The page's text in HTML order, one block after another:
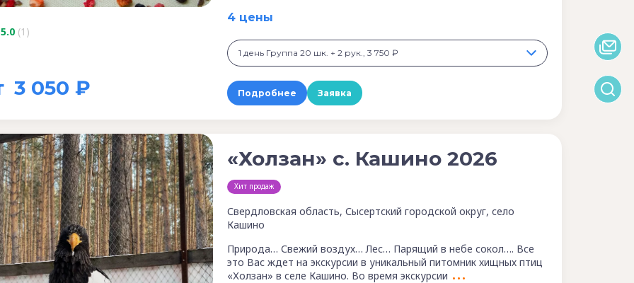
5.0 (1)
3 050 ₽
4 цены
1 день Группа 20 шк. + 2 рук., 3 750 ₽
Подробнее Заявка
«Холзан» с. Кашино 2026
Хит продаж
Свердловская область, Сысертский городской округ, село
Кашино
Природа… Свежий воздух… Лес… Парящий в небе сокол…. Все
это Вас ждет на экскурсии в уникальный питомник хищных птиц
«Холзан» в селе Кашино. Во время экскурсии